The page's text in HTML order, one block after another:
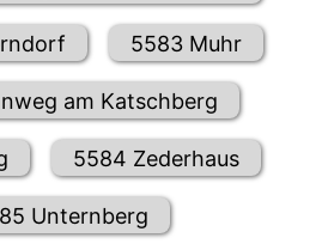
5583 Muhr
am Katschberg
5584 Zederhaus
Unternberg